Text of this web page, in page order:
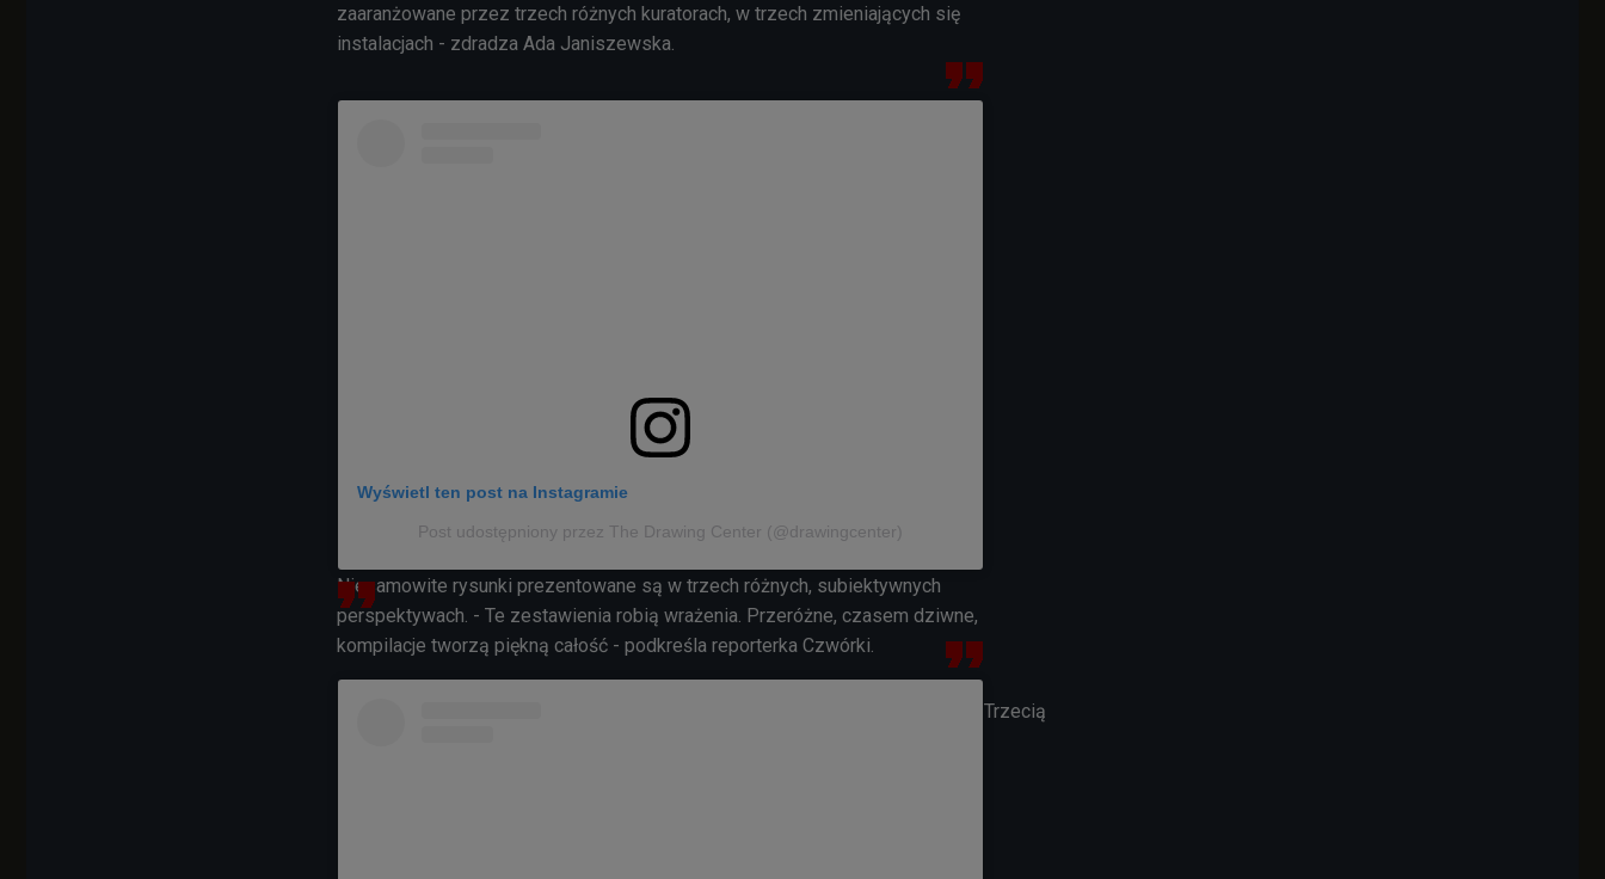
zaaranżowane przez trzech różnych kuratorach, w trzech zmieniających się
instalacjach - zdradza Ada Janiszewska.
Wyświetl ten post na Instagramie
Post udostępniony przez The Drawing Center (@drawingcenter)
Niesamowite rysunki prezentowane są w trzech różnych, subiektywnych
perspektywach. - Te zestawienia robią wrażenia. Przeróżne, czasem dziwne,
kompilacje tworzą piękną całość - podkreśla reporterka Czwórki.
Trzecią